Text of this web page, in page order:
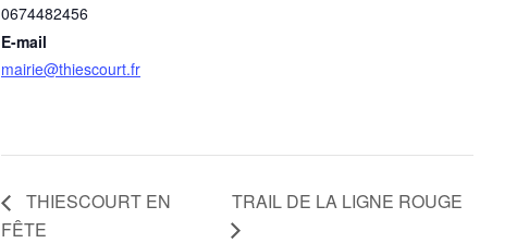
0674482456
E-mail
mairie@thiescourt.fr
THIESCOURT EN
FÊTE
TRAIL DE LA LIGNE ROUGE